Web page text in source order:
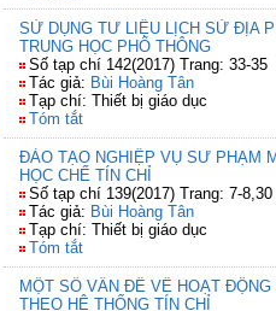
SỬ DỤNG TƯ LIỆU LỊCH SỬ ĐỊA
TRUNG HỌC PHỔ THÔNG
Số tạp chí 142(2017) Trang: 33-35
Tác giả: Bùi Hoàng Tân
Tạp chí: Thiết bị giáo dục
Tóm tắt
ĐÀO TẠO NGHIỆP VỤ SƯ PHẠM
HỌC CHẾ TÍN CHỈ
Số tạp chí 139(2017) Trang: 7-8,30
Tác giả: Bùi Hoàng Tân
Tạp chí: Thiết bị giáo dục
Tóm tắt
MỘT SỐ VẤN ĐỀ VỀ HOẠT
THEO HỆ THỐNG TÍN CHỈ